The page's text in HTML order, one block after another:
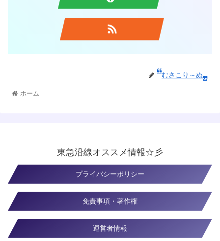
むさこり～ぬ
ホーム
東急沿線オススメ情報☆彡
プライバシーポリシー
免責事項・著作権
運営者情報